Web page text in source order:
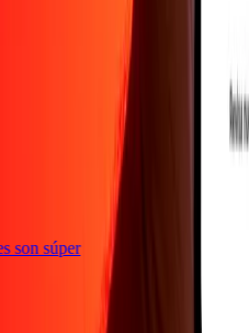
son súper